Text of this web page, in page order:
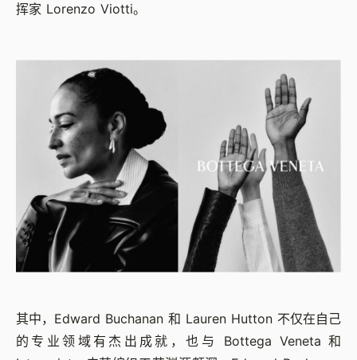
挥家 Lorenzo Viotti。
其中，Edward Buchanan 和 Lauren Hutton 不仅在自己
的专业领域有杰出成就，也与 Bottega Veneta 和